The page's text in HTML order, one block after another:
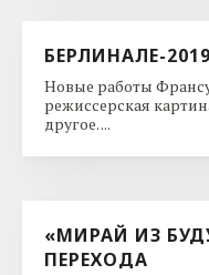
БЕРЛИНАЛЕ-
Новые работы
режиссерская
другое. ...
«МИРАЙ ИЗ
ПЕРЕХОДА